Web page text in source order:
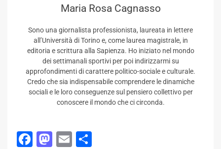
Maria Rosa Cagnasso
Sono una giornalista professionista, laureata in lettere
all’Università di Torino e, come laurea magistrale, in
editoria e scrittura alla Sapienza. Ho iniziato nel mondo
dei settimanali sportivi per poi indirizzarmi su
approfondimenti di carattere politico-sociale e culturale.
Credo che sia indispensabile comprendere le dinamiche
sociali e le loro conseguenze sul pensiero collettivo per
conoscere il mondo che ci circonda.
Facebook
Mastodon
Email